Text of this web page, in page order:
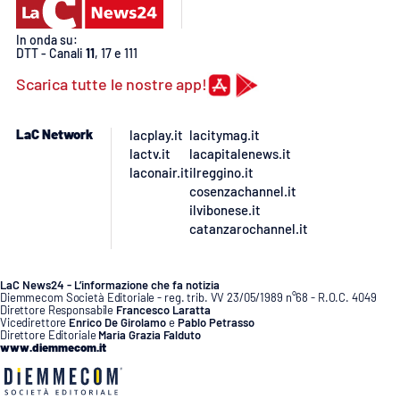
SPECIALI
Buona Sanità Calabria
Storie
NETWORK
In onda su:
DTT - Canali 11, 17 e 111
Scarica tutte le nostre app!
LaC Network
lacplay.it
lactv.it
laconair.it
lacitymag.it
lacapitalenews.it
ilreggino.it
cosenzachannel.it
ilvibonese.it
catanzarochannel.it
LaC News24 - L’informazione che fa notizia
Diemmecom Società Editoriale - reg. trib. VV 23/05/1989 n°68 - R.O.C. 4049
Direttore Responsabile Francesco Laratta
Vicedirettore Enrico De GirolamoePablo Petrasso
Direttore Editoriale Maria Grazia Falduto
www.diemmecom.it